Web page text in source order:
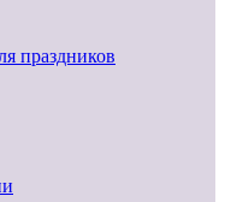
праздников